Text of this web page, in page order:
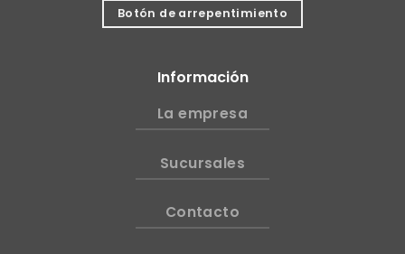
Botón de arrepentimiento
Información
La empresa
Sucursales
Contacto